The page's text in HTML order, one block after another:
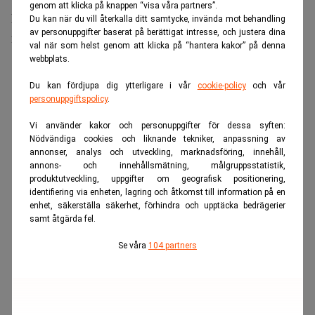
genom att klicka på knappen “visa våra partners”.
Du kan när du vill återkalla ditt samtycke, invända mot behandling
av personuppgifter baserat på berättigat intresse, och justera dina
val när som helst genom att klicka på “hantera kakor” på denna
webbplats.
Du kan fördjupa dig ytterligare i vår cookie-policyoch vår
personuppgiftspolicy.
Vi använder kakor och personuppgifter för dessa syften:
Nödvändiga cookies och liknande tekniker, anpassning av
annonser, analys och utveckling, marknadsföring, innehåll,
annons- och innehållsmätning, målgruppsstatistik,
produktutveckling, uppgifter om geografisk positionering,
identifiering via enheten, lagring och åtkomst till information på en
enhet, säkerställa säkerhet, förhindra och upptäcka bedrägerier
samt åtgärda fel.
Se våra 104 partners
Efter Brexit: kunder får inte ta ut kapital från
fastighetsfond